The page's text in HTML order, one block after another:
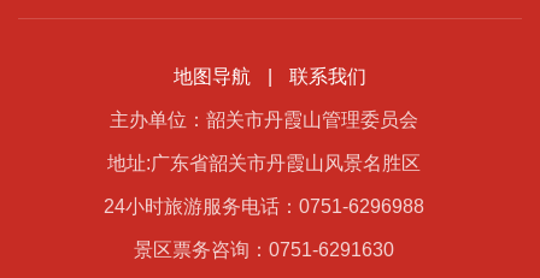
地图导航 联系我们
主办单位：韶关市丹霞山管理委员会
地址:广东省韶关市丹霞山风景名胜区
24小时旅游服务电话：0751-6296988
景区票务咨询：0751-6291630